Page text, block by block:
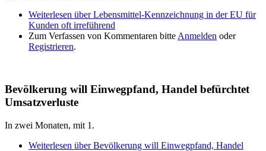
Weiterlesen über Lebensmittel-Kennzeichnung in der EU für
Kunden oft irreführend
Zum Verfassen von Kommentaren bitte Anmelden oder
Registrieren.
Bevölkerung will Einwegpfand, Handel befürchtet
Umsatzverluste
In zwei Monaten, mit 1.
Weiterlesen über Bevölkerung will Einwegpfand, Handel